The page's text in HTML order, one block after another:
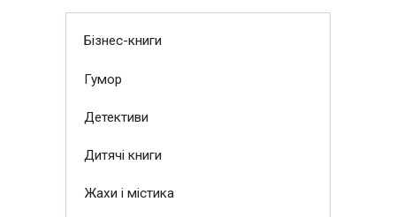
Бізнес-книги
Гумор
Детективи
Дитячі книги
Жахи і містика